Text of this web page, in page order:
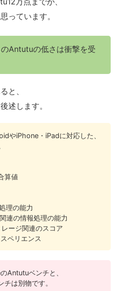
っています。
Antutuの低さは衝撃を受
と、
述します。
やiPhone・iPadに対応した、
算値
理の能力
連の情報処理の能力
ージ関連のスコア
ペリエンス
Antutuベンチと、
は別物です。